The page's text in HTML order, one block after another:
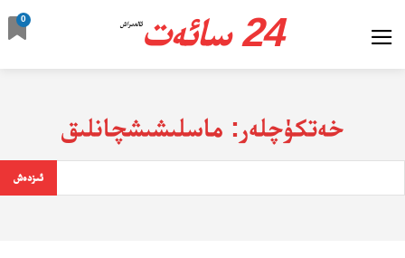
24 سائەت ئالدىراش
0
خەتكۈچلەر: ماسلىشىشچانلىق
ئىزدەش